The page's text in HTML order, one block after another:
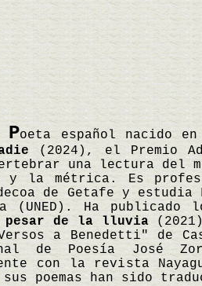
Poeta español nacido
(2024), el Premio
una lectura del
la métrica. Es
de Getafe y
(UNED). Ha publicado
pesar de la lluvia
a Benedetti" de
de Poesía José
con la revista
sus poemas han sido